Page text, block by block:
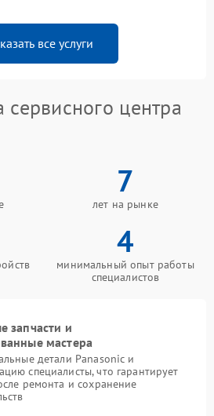
все услуги
центра
7
лет на рынке
4
минимальный опыт работы
специалистов
запчасти и
мастера
детали Panasonic и
специалисты, что гарантирует
ремонта и сохранение